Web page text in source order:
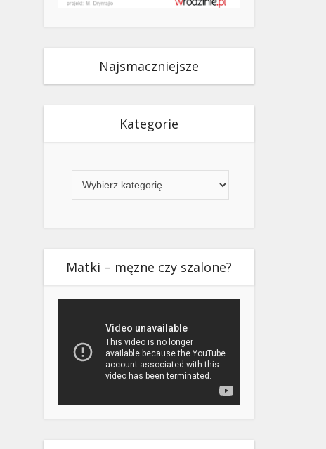
Najsmaczniejsze
Kategorie
Matki – męzne czy szalone?